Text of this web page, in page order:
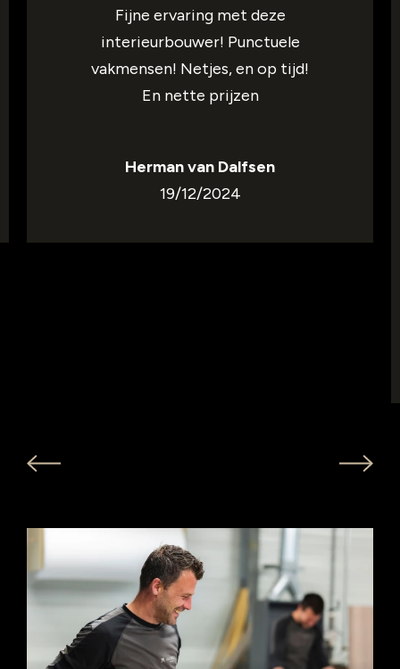
Fijne ervaring met deze
interieurbouwer! Punctuele
vakmensen! Netjes, en op tijd!
En nette prijzen
Herman van Dalfsen
19/12/2024